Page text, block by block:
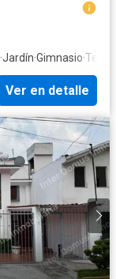
·Jardín·Gimnasio·
Ver en detalle